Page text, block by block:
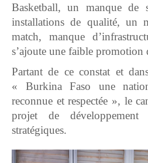
Basketball, un manque de
installations de qualité, un
match, manque
s’ajoute une faible promotion
Partant de ce constat et
« Burkina Faso une
reconnue et respectée », le
projet de
stratégiques.